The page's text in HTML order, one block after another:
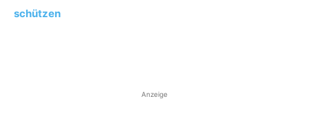
schützen
Anzeige